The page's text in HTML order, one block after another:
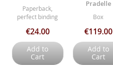
Paperback,
perfect binding
€24.00
Add to
Cart
Pradelle
Box
€119.00
Add to
Cart